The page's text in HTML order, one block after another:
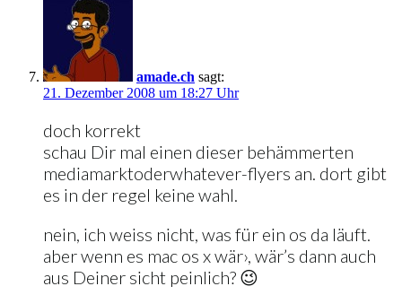
amade.ch sagt:
21. Dezember 2008 um 18:27 Uhr
doch korrekt
schau Dir mal einen dieser behämmerten
mediamarktoderwhatever-flyers an. dort gibt
es in der regel keine wahl.
nein, ich weiss nicht, was für ein os da läuft.
aber wenn es mac os x wär›, wär’s dann auch
aus Deiner sicht peinlich? 😉